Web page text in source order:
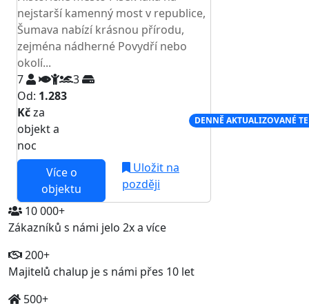
nejstarší kamenný most v republice,
Šumava nabízí krásnou přírodu,
zejména nádherné Povydří nebo
okolí...
7
3
Od: 1.283
Kčza
objekt a
noc
DENNĚ AKTUALIZOVANÉ
Více o
objektu
Uložit na
později
10 000+
Zákazníků s námi jelo 2x a více
200+
Majitelů chalup je s námi přes 10 let
500+